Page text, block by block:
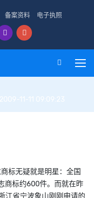
备案资料 电子执照
2009-11-11 09:09:23
标无疑就是明星：全国
商标约600件。而就在昨
江省宁波象山刚刚申请的